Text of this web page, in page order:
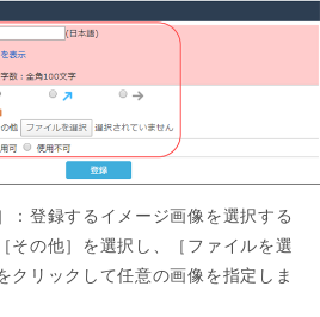
：登録するイメージ画像を選択する
その他］を選択し、［ファイルを選
クリックして任意の画像を指定しま